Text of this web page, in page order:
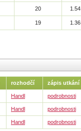
20 1.54
19 1.36
rozhodčí zápis utkání
Handl podrobnosti
Handl podrobnosti
Handl podrobnosti